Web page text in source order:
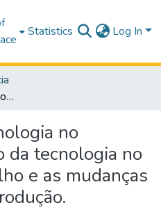
Statistics Log In
O impacto da tecnologia no mercadoo impacto da tecnologia no mercado de trabalho e as mudanças no ambiente de produção.
no
da tecnologia no
e as mudanças